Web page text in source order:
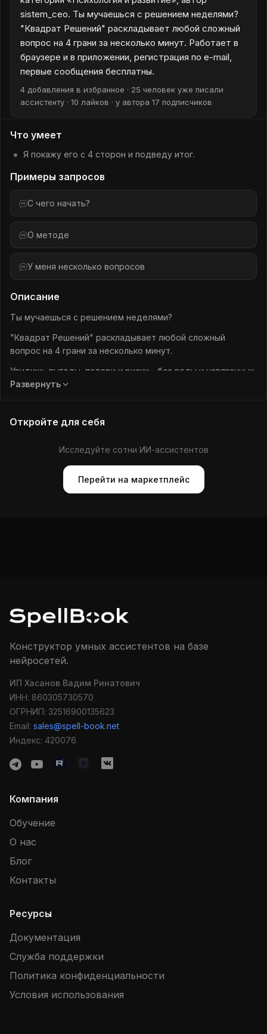
sistem_ceo. Ты мучаешься с решением неделями?
"Квадрат Решений" раскладывает любой сложный
вопрос на 4 грани за несколько минут. Работает в
браузере и в приложении, регистрация по e-mail,
первые сообщения бесплатны.
4 добавления в избранное · 25 человек уже писали
ассистенту · 10 лайков · у автора 17 подписчиков
Что умеет
Я покажу его с 4 сторон и подведу итог.
Примеры запросов
С чего начать?
О методе
У меня несколько вопросов
Описание
Ты мучаешься с решением неделями?
"Квадрат Решений" раскладывает любой сложный
вопрос на 4 грани за несколько минут.
Увидишь выгоды, потери и риски - без воды и навязанных
ответов.
Личное или бизнес неважно.
Важно, что ты перестаёшь гадать.
Развернуть
Откройте для себя
Исследуйте сотни ИИ-ассистентов
Перейти на маркетплейс
Конструктор умных ассистентов на базе
нейросетей.
ИП Хасанов Вадим Ринатович
ИНН: 860305730570
ОГРНИП: 32516900135623
Email: sales@spell-book.net
Индекс: 420076
Компания
Обучение
О нас
Блог
Контакты
Ресурсы
Документация
Служба поддержки
Политика конфиденциальности
Условия использования